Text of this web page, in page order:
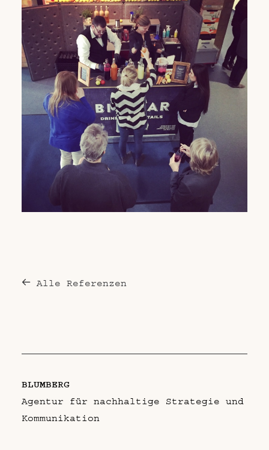
Alle Referenzen
BLUMBERG
Agentur für nachhaltige Strategie und
Kommunikation